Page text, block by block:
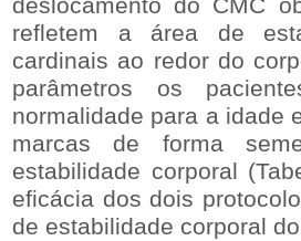
deslocamento do CMC
refletem a área de
cardinais ao redor do
parâmetros os
normalidade para a idade
marcas de forma
estabilidade corporal
eficácia dos dois
de estabilidade corporal